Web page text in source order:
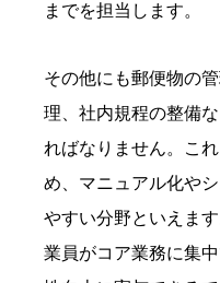
までを担当します。
その他にも郵便物の
理、社内規程の整備
ればなりません。こ
め、マニュアル化や
やすい分野といえま
業員がコア業務に集